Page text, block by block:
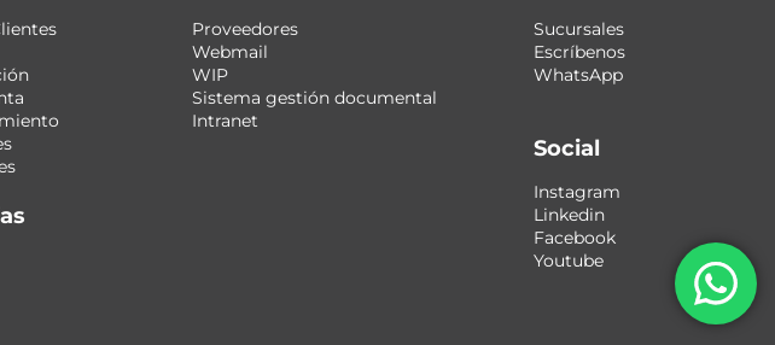
Proveedores
Webmail
WIP
Sistema gestión documental
Intranet
Sucursales
Escríbenos
WhatsApp
Social
Instagram
Linkedin
Facebook
Youtube